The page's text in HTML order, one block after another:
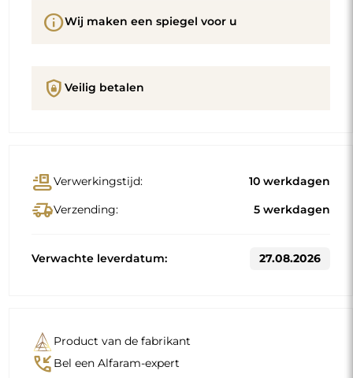
infoWij maken een spiegel voor u
shield_lock Veilig betalen
conveyor_beltVerwerkingstijd: 10 werkdagen
delivery_truck_speedVerzending: 5 werkdagen
Verwachte leverdatum: 27.08.2026
Product van de fabrikant
phone_callback Bel een Alfaram-expert